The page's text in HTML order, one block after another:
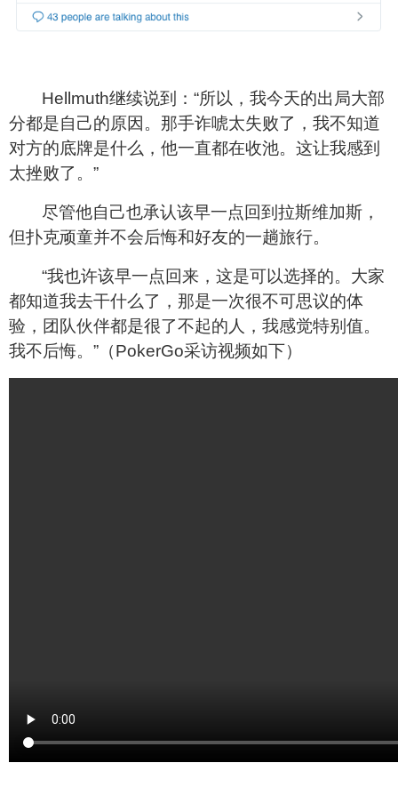
Hellmuth继续说到：“所以，我今天的出局大部
分都是自己的原因。那手诈唬太失败了，我不知道
对方的底牌是什么，他一直都在收池。这让我感到
太挫败了。”
尽管他自己也承认该早一点回到拉斯维加斯，
但扑克顽童并不会后悔和好友的一趟旅行。
“我也许该早一点回来，这是可以选择的。大家
都知道我去干什么了，那是一次很不可思议的体
验，团队伙伴都是很了不起的人，我感觉特别值。
我不后悔。”（PokerGo采访视频如下）